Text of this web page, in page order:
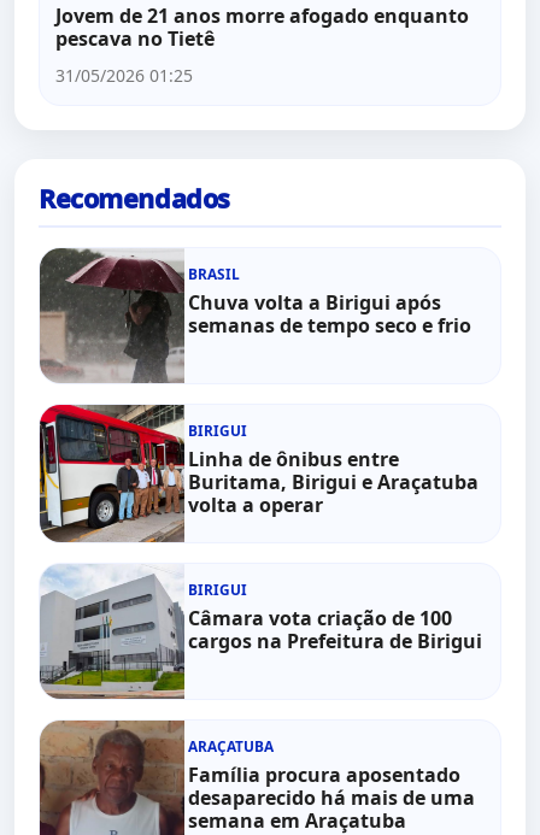
Jovem de 21 anos morre afogado enquanto
pescava no Tietê
31/05/2026 01:25
Recomendados
BRASIL
Chuva volta a Birigui após
semanas de tempo seco e frio
BIRIGUI
Linha de ônibus entre
Buritama, Birigui e Araçatuba
volta a operar
BIRIGUI
Câmara vota criação de 100
cargos na Prefeitura de Birigui
ARAÇATUBA
Família procura aposentado
desaparecido há mais de uma
semana em Araçatuba